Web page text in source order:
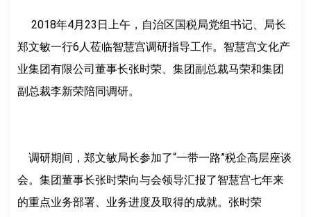
2018年4月23日上午，自治区国税局党组书记、局长
郑文敏一行6人莅临智慧宫调研指导工作。智慧宫文化产
业集团有限公司董事长张时荣、集团副总裁马荣和集团
副总裁李新荣陪同调研。
调研期间，郑文敏局长参加了“一带一路”税企高层座谈
会。集团董事长张时荣向与会领导汇报了智慧宫七年来
的重点业务部署、业务进度及取得的成就。张时荣